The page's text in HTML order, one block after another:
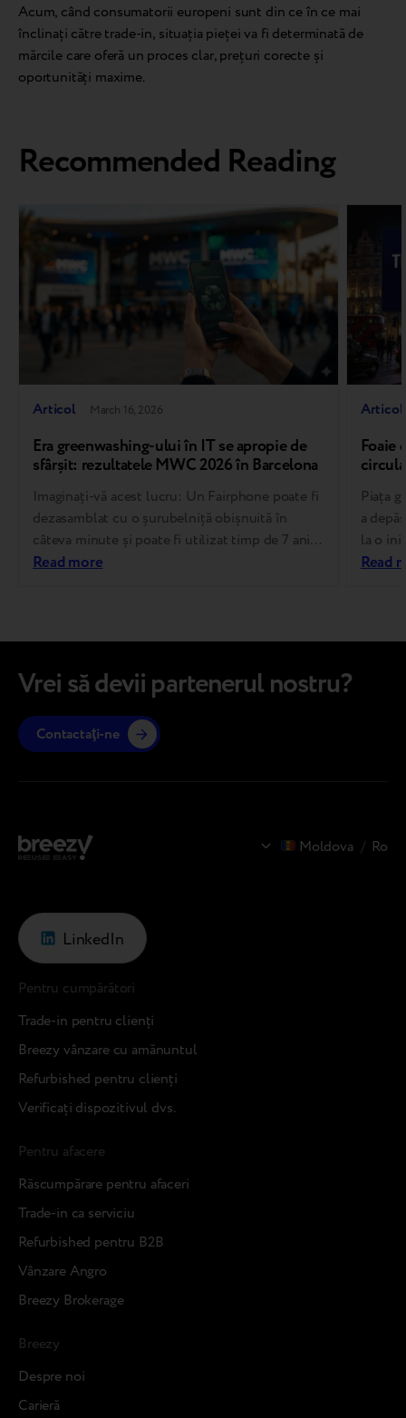
Acum, când consumatorii europeni sunt din ce în ce mai
înclinați către trade-in, situația pieței va fi determinată de
mărcile care oferă un proces clar, prețuri corecte și
oportunități maxime.
Recommended Reading
Articol March 16, 2026
Era greenwashing-ului în IT se apropie de
sfârșit: rezultatele MWC 2026 în Barcelona
Imaginați-vă acest lucru: Un Fairphone poate fi
dezasamblat cu o șurubelniță obișnuită în
câteva minute și poate fi utilizat timp de 7 ani,
iar Deutsche Telekom oprește stațiile de bază
Read more
Articol
Foaie
Piața
a
la o
Read
Moldova / Ro
Vrei să devii partenerul nostru?
Contactaţi-ne
LinkedIn
Pentru cumpărători
Trade-in pentru clienți
Breezy vânzare cu amănuntul
Refurbished pentru clienți
Verificați dispozitivul dvs.
Pentru afacere
Răscumpărare pentru afaceri
Trade-in ca serviciu
Refurbished pentru B2B
Vânzare Angro
Breezy Brokerage
Breezy
Despre noi
Carieră